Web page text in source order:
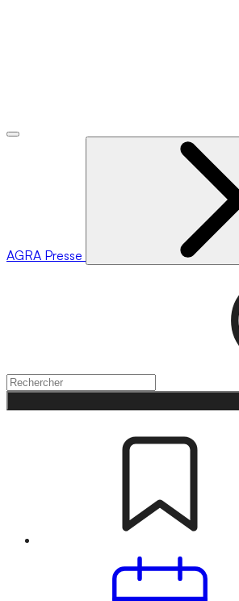
AGRA Presse